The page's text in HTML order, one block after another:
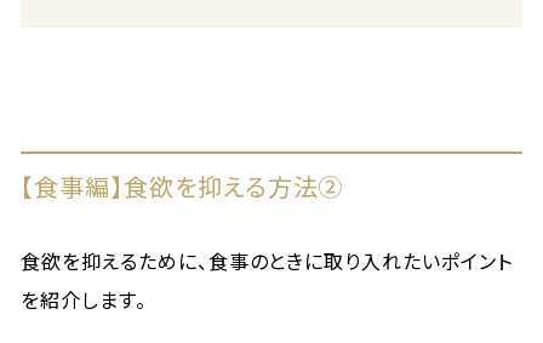
【食事編】食欲を抑える方法②
食欲を抑えるために、食事のときに取り入れたいポイント
を紹介します。